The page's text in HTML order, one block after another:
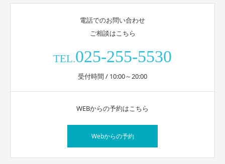
電話でのお問い合わせ
ご相談はこちら
TEL.025-255-5530
受付時間 / 10:00～20:00
WEBからの予約はこちら
Webからの予約